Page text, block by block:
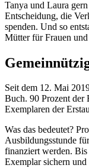
Tanya und Laura
Entscheidung, die
spenden. Und so
Mütter für Frauen
Seit dem 12. Mai
Buch. 90 Prozent der
Exemplaren der
Was das bedeutet?
Ausbildungsstunde
finanziert werden. Bis
Exemplar sichern